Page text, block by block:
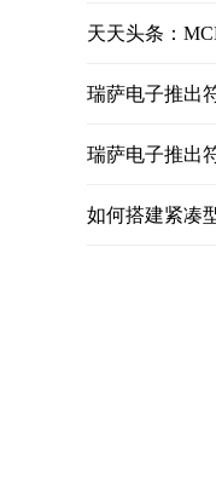
天天头条：
瑞萨电子推出
瑞萨电子推出
如何搭建紧凑